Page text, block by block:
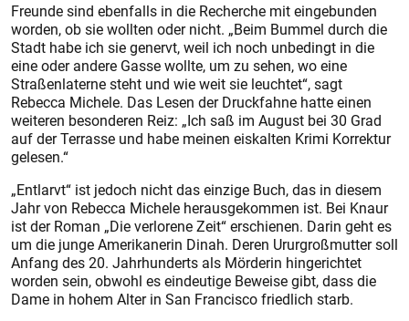
Freunde sind ebenfalls in die Recherche mit eingebunden
worden, ob sie wollten oder nicht. „Beim Bummel durch die
Stadt habe ich sie genervt, weil ich noch unbedingt in die
eine oder andere Gasse wollte, um zu sehen, wo eine
Straßenlaterne steht und wie weit sie leuchtet“, sagt
Rebecca Michele. Das Lesen der Druckfahne hatte einen
weiteren besonderen Reiz: „Ich saß im August bei 30 Grad
auf der Terrasse und habe meinen eiskalten Krimi Korrektur
gelesen.“
„Entlarvt“ ist jedoch nicht das einzige Buch, das in diesem
Jahr von Rebecca Michele herausgekommen ist. Bei Knaur
ist der Roman „Die verlorene Zeit“ erschienen. Darin geht es
um die junge Amerikanerin Dinah. Deren Ururgroßmutter soll
Anfang des 20. Jahrhunderts als Mörderin hingerichtet
worden sein, obwohl es eindeutige Beweise gibt, dass die
Dame in hohem Alter in San Francisco friedlich starb.